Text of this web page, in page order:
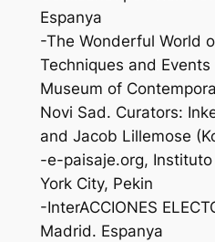
Espanya
-The Wonderful World
Techniques and
Museum of
Novi Sad. Curators:
and Jacob Lillemose
-e-paisaje.org,
York City, Pekin
-InterACCIONES
Madrid. Espanya